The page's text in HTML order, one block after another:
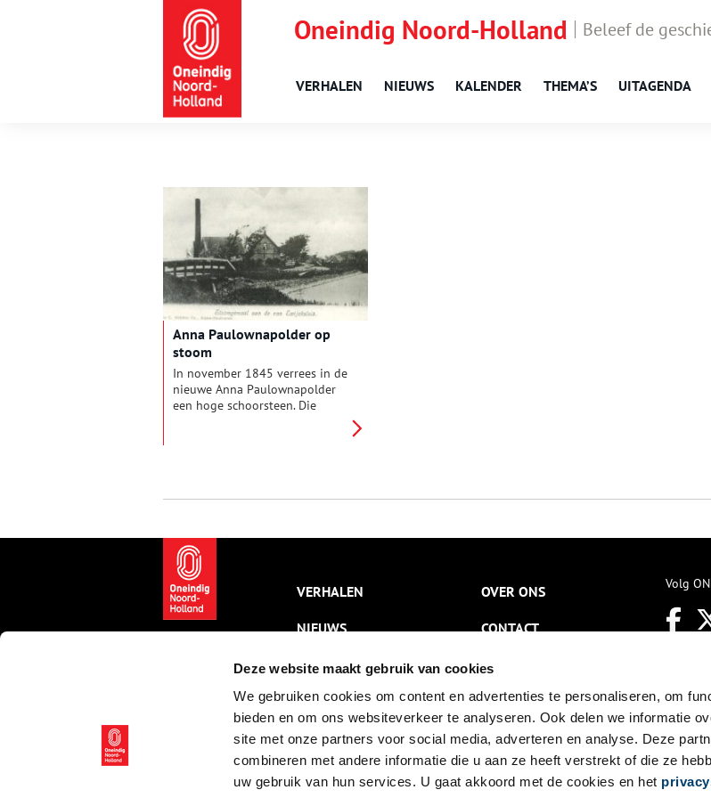
Deze website maakt gebruik van cookies
We gebruiken cookies om content en advertenties te personaliseren, om
bieden en om ons websiteverkeer te analyseren. Ook delen we informatie
site met onze partners voor social media, adverteren en analyse. Deze
combineren met andere informatie die u aan ze heeft verstrekt of die ze
uw gebruik van hun services. U gaat akkoord met de cookies en het
Oneindig Noord-Holland Beleef de
VERHALEN NIEUWS KALENDER THEMA’S UITAGENDA
Anna Paulownapolder op
stoom
In november 1845 verrees in de
nieuwe Anna Paulownapolder
een hoge schoorsteen. Die
moment, want het ging om het
benoorden het IJ.
VERHALEN
NIEUWS
KALENDER
THEMA’S
ACTIVITEITEN
VIDEO’S
OVER ONS
CONTACT
NIEUWSBRIEF
DISCLAIMER
PRIVACY
TOEGANKELIJKHEID
Volg